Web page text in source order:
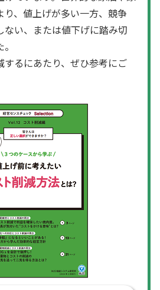
り、値上げが多い一方、競争
ない、または値下げに踏み切
するにあたり、ぜひ参考にご